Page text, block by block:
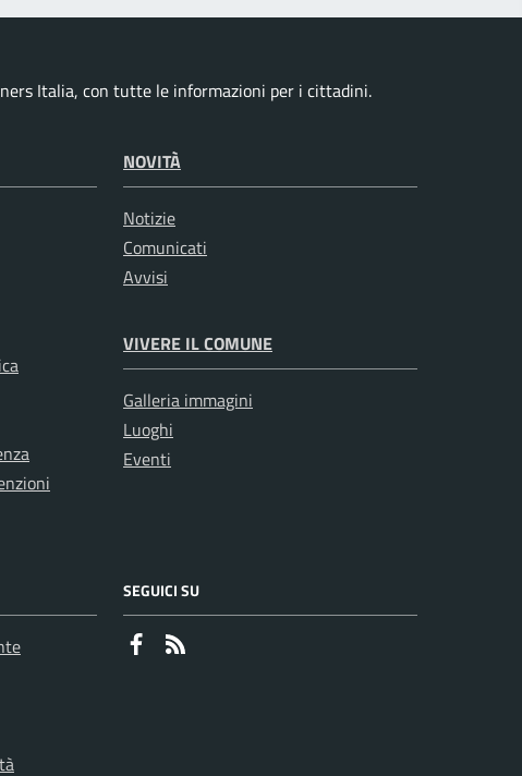
Italia, con tutte le informazioni per i cittadini.
NOVITÀ
Notizie
Comunicati
Avvisi
VIVERE IL COMUNE
Galleria immagini
Luoghi
Eventi
SEGUICI SU
Faceboook